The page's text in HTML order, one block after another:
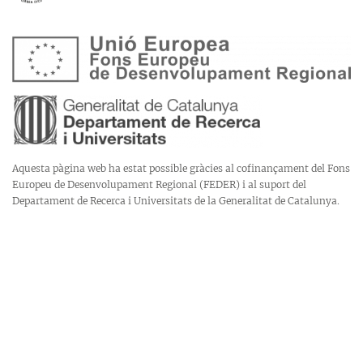
Aquesta pàgina web ha estat possible gràcies al cofinançament del Fons
Europeu de Desenvolupament Regional (FEDER) i al suport del
Departament de Recerca i Universitats de la Generalitat de Catalunya.